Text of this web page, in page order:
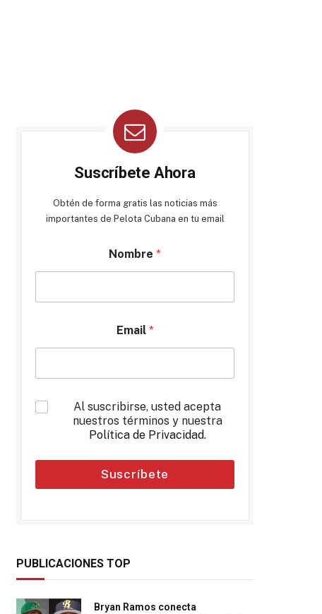
Suscríbete Ahora
Obtén de forma gratis las noticias más
importantes de Pelota Cubana en tu email
Nombre *
Email *
*
Al suscribirse, usted acepta
nuestros términos y nuestra
Política de Privacidad.
Suscríbete
PUBLICACIONES TOP
Bryan Ramos conecta